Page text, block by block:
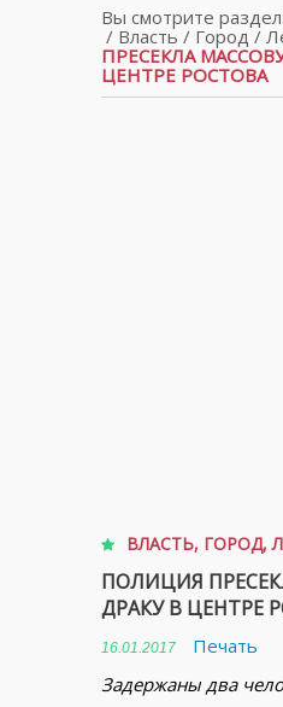
Вы смотрите раздел:
/ Власть / Город /
ПРЕСЕКЛА
ЦЕНТРЕ РОСТОВА
ВЛАСТЬ, ГОРОД,
ПОЛИЦИЯ
ДРАКУ В ЦЕНТРЕ
16.01.2017
Печать
Задержаны два